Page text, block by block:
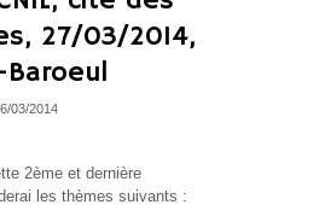
27/03/2014,
03/2014
2ème et dernière
les thèmes suivants :